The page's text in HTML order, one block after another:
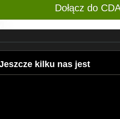
Dołącz do
kilku nas jest